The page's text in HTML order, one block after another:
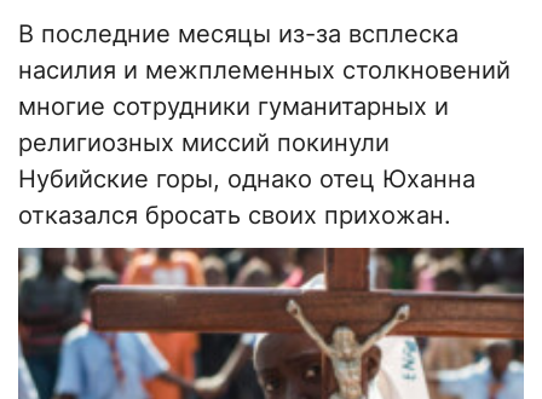
В последние месяцы из-за всплеска
насилия и межплеменных столкновений
многие сотрудники гуманитарных и
религиозных миссий покинули
Нубийские горы, однако отец Юханна
отказался бросать своих прихожан.